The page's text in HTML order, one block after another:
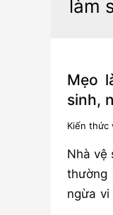
làm
Mẹo
sinh,
Kiến thức
Nhà vệ
thường
ngừa